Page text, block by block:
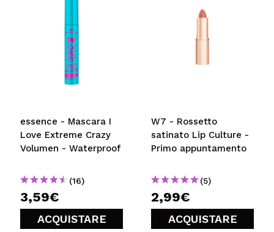
Il tuo video potrebbe essere il primo. Immaginalo...
Consiglieresti questo acquisto?
essence - Mascara I
Love Extreme Crazy
Volumen - Waterproof
(16)
3,59€
ACQUISTARE
W7 - Rossetto
satinato Lip Culture -
Primo appuntamento
(5)
2,99€
ACQUISTARE